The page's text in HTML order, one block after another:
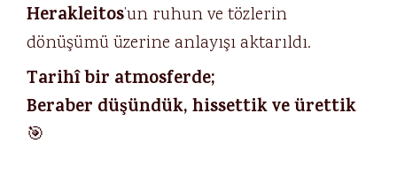
Herakleitos’un ruhun ve tözlerin
dönüşümü üzerine anlayışı aktarıldı.
Tarihî bir atmosferde;
Beraber düşündük, hissettik ve ürettik
🎯